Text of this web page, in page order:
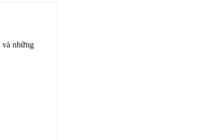
và những